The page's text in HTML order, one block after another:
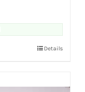
Details